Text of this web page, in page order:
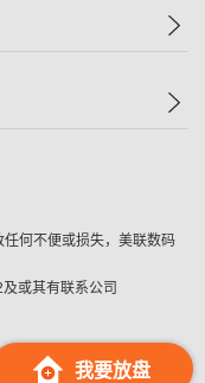
我要放盘
何不便或损失，美联数码
或其有联系公司